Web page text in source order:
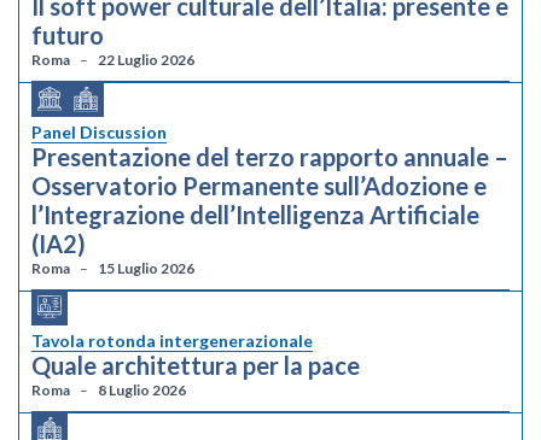
Il soft power culturale dell’Italia: presente e
futuro
Roma 22 Luglio 2026
Panel Discussion
Presentazione del terzo rapporto annuale –
Osservatorio Permanente sull’Adozione e
l’Integrazione dell’Intelligenza Artificiale
(IA2)
Roma 15 Luglio 2026
Tavola rotonda intergenerazionale
Quale architettura per la pace
Roma 8 Luglio 2026